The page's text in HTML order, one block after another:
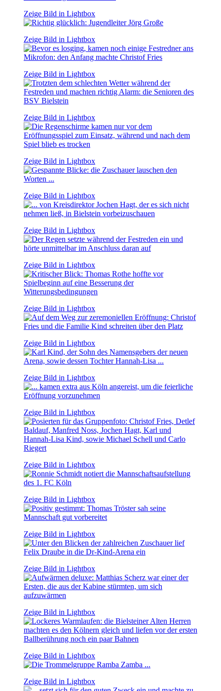
Zeige Bild in Lightbox
Zeige Bild in Lightbox
Zeige Bild in Lightbox
Zeige Bild in Lightbox
Zeige Bild in Lightbox
Zeige Bild in Lightbox
Zeige Bild in Lightbox
Zeige Bild in Lightbox
Zeige Bild in Lightbox
Zeige Bild in Lightbox
Zeige Bild in Lightbox
Zeige Bild in Lightbox
Zeige Bild in Lightbox
Zeige Bild in Lightbox
Zeige Bild in Lightbox
Zeige Bild in Lightbox
Zeige Bild in Lightbox
Zeige Bild in Lightbox
Zeige Bild in Lightbox